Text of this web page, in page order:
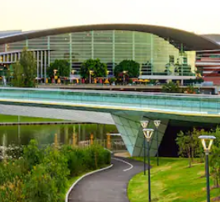
erkunde die Ergebnisse durch